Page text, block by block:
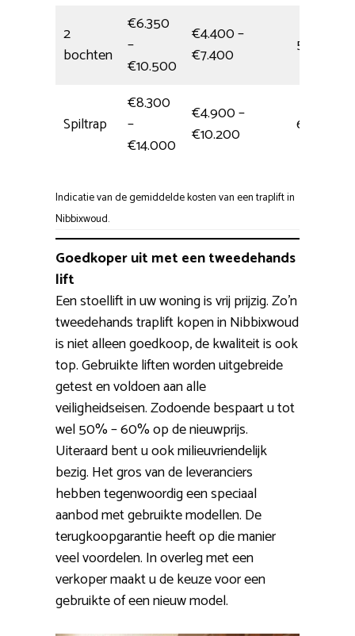
2
bochten
€6.350
–
€10.500
€4.400 –
€7.400
5,5 uur
Spiltrap
€8.300
–
€14.000
€4.900 –
€10.200
6,5 uur
Indicatie van de gemiddelde kosten van een traplift in
Nibbixwoud.
Goedkoper uit met een tweedehands
lift
Een stoellift in uw woning is vrij prijzig. Zo’n
tweedehands traplift kopen in Nibbixwoud
is niet alleen goedkoop, de kwaliteit is ook
top. Gebruikte liften worden uitgebreide
getest en voldoen aan alle
veiligheidseisen. Zodoende bespaart u tot
wel 50% – 60% op de nieuwprijs.
Uiteraard bent u ook milieuvriendelijk
bezig. Het gros van de leveranciers
hebben tegenwoordig een speciaal
aanbod met gebruikte modellen. De
terugkoopgarantie heeft op die manier
veel voordelen. In overleg met een
verkoper maakt u de keuze voor een
gebruikte of een nieuw model.